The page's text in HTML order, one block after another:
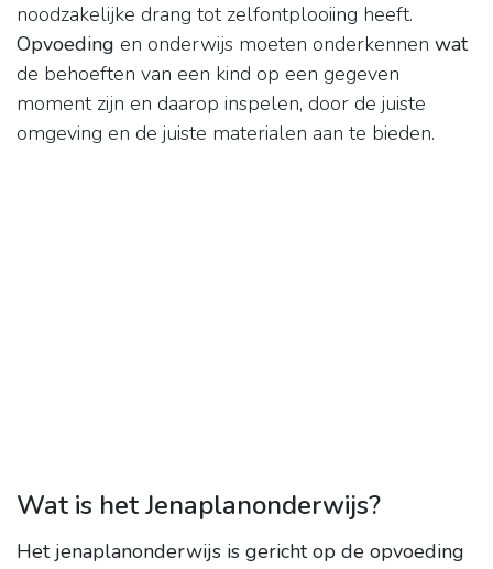
noodzakelijke drang tot zelfontplooiing heeft.
Opvoeding en onderwijs moeten onderkennen wat
de behoeften van een kind op een gegeven
moment zijn en daarop inspelen, door de juiste
omgeving en de juiste materialen aan te bieden.
Wat is het Jenaplanonderwijs?
Het jenaplanonderwijs is gericht op de opvoeding